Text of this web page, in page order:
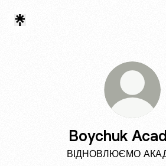
Boychuk
ВІДНОВЛЮЄМО